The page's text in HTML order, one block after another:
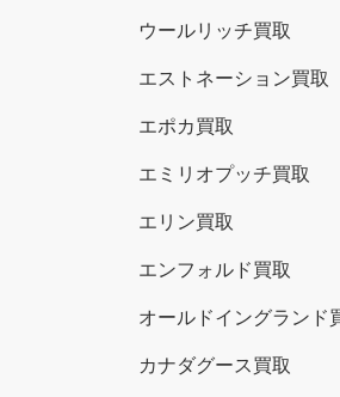
ウールリッチ買取
エストネーション買取
エポカ買取
エミリオプッチ買取
エリン買取
エンフォルド買取
オールドイングランド
カナダグース買取